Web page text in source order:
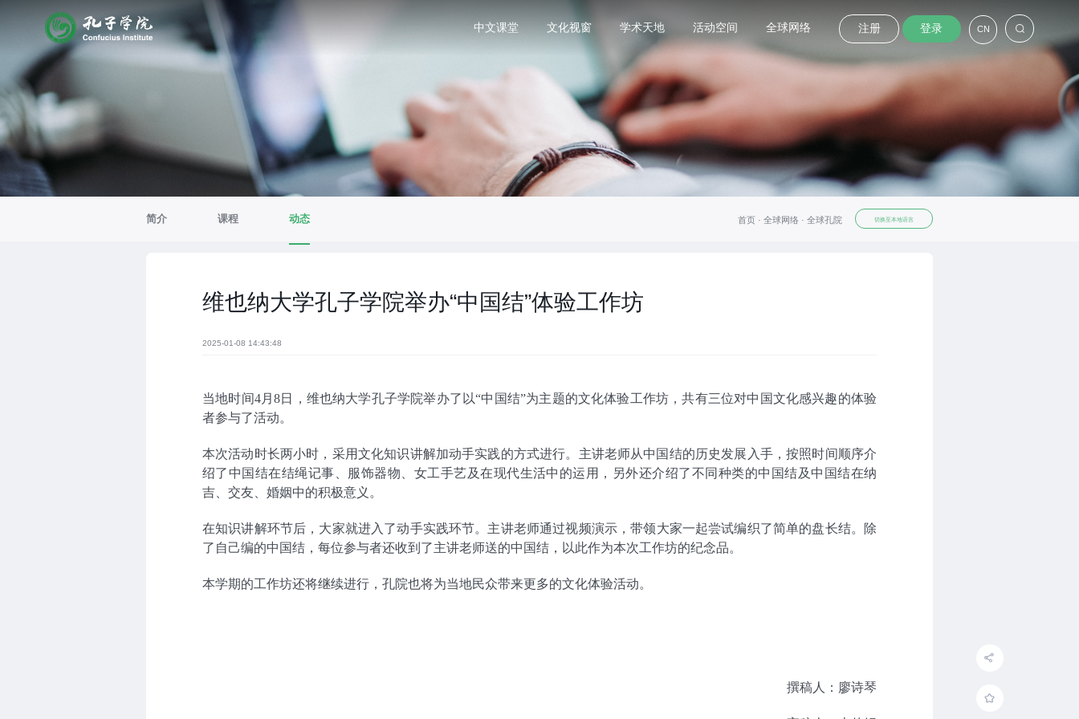
中文课堂 文化视窗 学术天地 活动空间 全球网络 注册 登录 CN
简介 课程 动态 首页 · 全球网络 · 全球孔院 切换至本地语言
维也纳大学孔子学院举办“中国结”体验工作坊
2025-01-08 14:43:48
当地时间4月8日，维也纳大学孔子学院举办了以“中国结”为主题的文化体验工作坊，共有三位对中国文化感兴趣的体验
者参与了活动。
本次活动时长两小时，采用文化知识讲解加动手实践的方式进行。主讲老师从中国结的历史发展入手，按照时间顺序介
绍了中国结在结绳记事、服饰器物、女工手艺及在现代生活中的运用，另外还介绍了不同种类的中国结及中国结在纳
吉、交友、婚姻中的积极意义。
在知识讲解环节后，大家就进入了动手实践环节。主讲老师通过视频演示，带领大家一起尝试编织了简单的盘长结。除
了自己编的中国结，每位参与者还收到了主讲老师送的中国结，以此作为本次工作坊的纪念品。
本学期的工作坊还将继续进行，孔院也将为当地民众带来更多的文化体验活动。
撰稿人：廖诗琴